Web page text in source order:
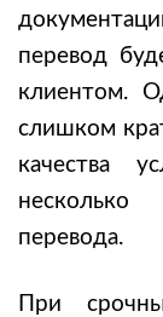
перевод
клиентом.
слишком
качества
перевода.
При